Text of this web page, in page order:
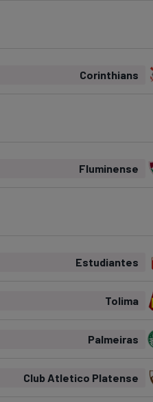
Corinthians
Fluminense
Estudiantes
Tolima
Palmeiras
Club Atletico Platense